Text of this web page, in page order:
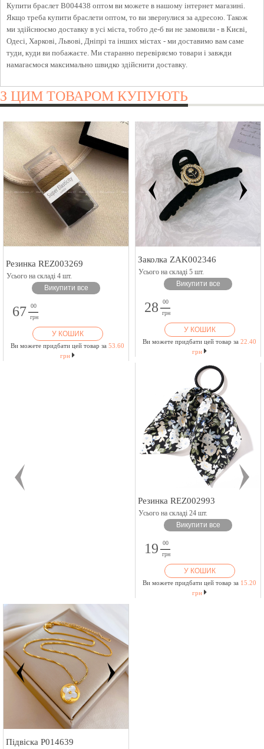
Купити браслет B004438 оптом ви можете в нашому інтернет магазині.
Якщо треба купити браслети оптом, то ви звернулися за адресою. Також
ми здійснюємо доставку в усі міста, тобто де-б ви не замовили - в Києві,
Одесі, Харкові, Львові, Дніпрі та інших містах - ми доставимо вам саме
туди, куди ви побажаєте. Ми старанно перевіряємо товари і завжди
намагаємося максимально швидко здійснити доставку.
З ЦИМ ТОВАРОМ КУПУЮТЬ
Резинка REZ003269
Усього на складі 4 шт.
Викупити все
67
00
грн
У КОШИК
Ви можете придбати цей товар за 53.60
грн
Заколка ZAK002346
Усього на складі 5 шт.
Викупити все
28
00
грн
У КОШИК
Ви можете придбати цей товар за 22.40
грн
Резинка REZ002993
Усього на складі 24 шт.
Викупити все
19
00
грн
У КОШИК
Ви можете придбати цей товар за 15.20
грн
Підвіска P014639